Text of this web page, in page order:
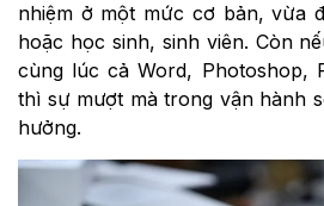
nhiệm ở một mức cơ bản, vừa
hoặc học sinh, sinh viên. Còn
cùng lúc cả Word, Photoshop,
thì sự mượt mà trong vận hành
hưởng.